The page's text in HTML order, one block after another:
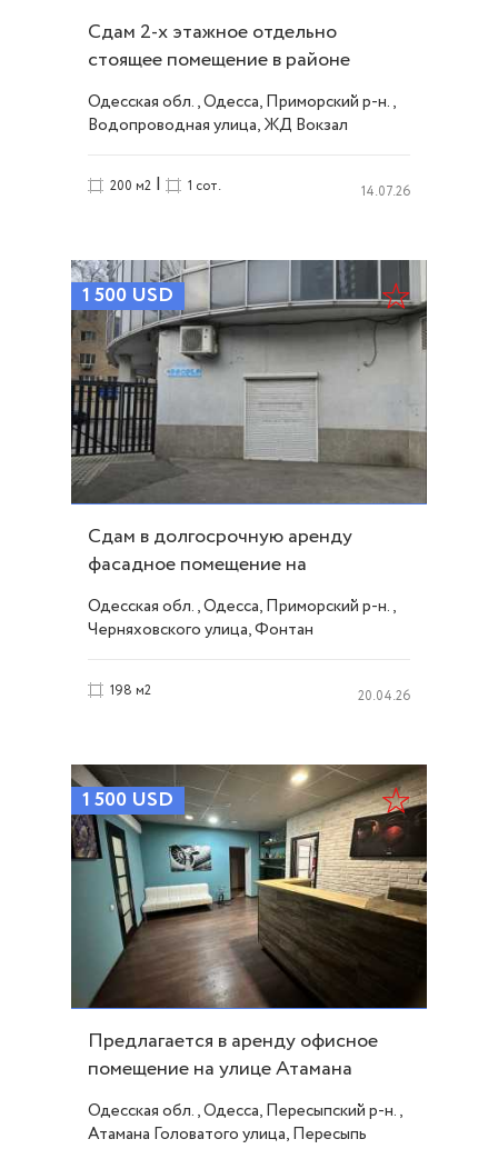
Сдам 2-х этажное отдельно
стоящее помещение в районе
Вокзала ID 53795
Одесская обл., Одесса, Приморский р-н.,
Водопроводная улица, ЖД Вокзал
200 м2 | 1 сот. 14.07.26
1 500 USD
Сдам в долгосрочную аренду
фасадное помещение на
Черняховского ID 50483
Одесская обл., Одесса, Приморский р-н.,
Черняховского улица, Фонтан
198 м2 20.04.26
1 500 USD
Предлагается в аренду офисное
помещение на улице Атамана
Головатого ID 53004
Одесская обл., Одесса, Пересыпский р-н.,
Атамана Головатого улица, Пересыпь